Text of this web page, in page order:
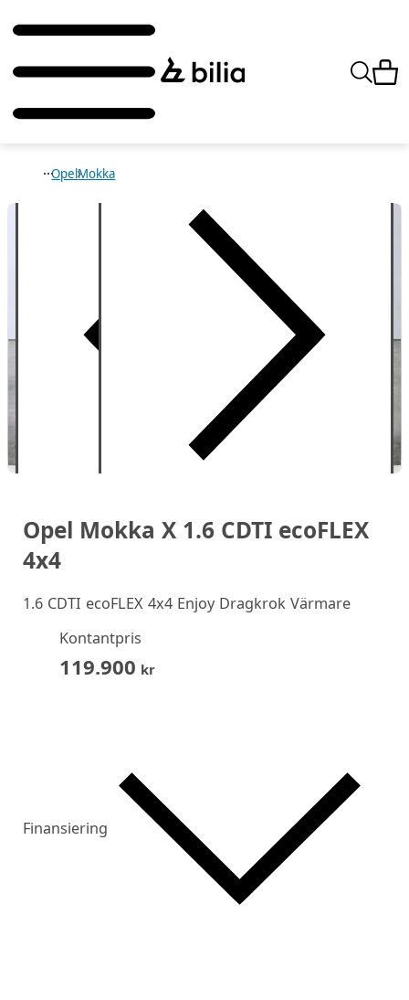
OpelMokka
Opel Mokka X 1.6 CDTI ecoFLEX
4x4
1.6 CDTI ecoFLEX 4x4 Enjoy Dragkrok Värmare
Kontantpris
119.900 kr
Finansiering